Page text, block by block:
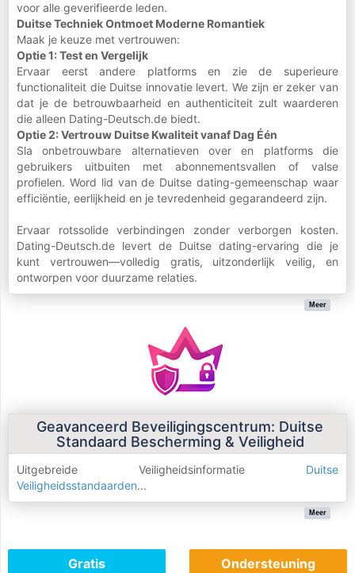
voor alle geverifieerde leden.
Duitse Techniek Ontmoet Moderne Romantiek
Maak je keuze met vertrouwen:
Optie 1: Test en Vergelijk
Ervaar eerst andere platforms en zie de superieure
functionaliteit die Duitse innovatie levert. We zijn er zeker van
dat je de betrouwbaarheid en authenticiteit zult waarderen
die alleen Dating-Deutsch.de biedt.
Optie 2: Vertrouw Duitse Kwaliteit vanaf Dag Één
Sla onbetrouwbare alternatieven over en platforms die
gebruikers uitbuiten met abonnementsvallen of valse
profielen. Word lid van de Duitse dating-gemeenschap waar
efficiëntie, eerlijkheid en je tevredenheid gegarandeerd zijn.
Ervaar rotssolide verbindingen zonder verborgen kosten.
Dating-Deutsch.de levert de Duitse dating-ervaring die je
kunt vertrouwen—volledig gratis, uitzonderlijk veilig, en
ontworpen voor duurzame relaties.
Meer
Geavanceerd Beveiligingscentrum: Duitse
Standaard Bescherming & Veiligheid
Uitgebreide Veiligheidsinformatie Duitse
Veiligheidsstandaarden...
Meer
Gratis Ondersteuning